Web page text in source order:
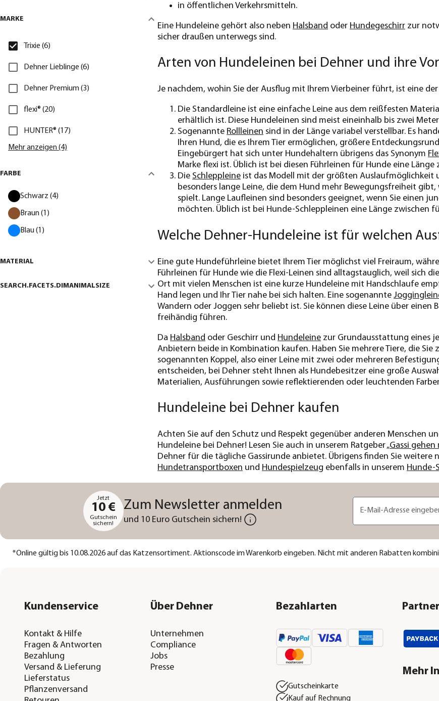
MARKE
Trixie (6)
Dehner Lieblinge (6)
Dehner Premium (3)
flexi® (20)
HUNTER® (17)
Mehr anzeigen (4)
FARBE
Schwarz (4)
Braun (1)
Blau (1)
MATERIAL
SEARCH.FACETS.DIMANIMALSIZE
in öffentlichen Verkehrsmitteln.
Eine Hundeleine gehört also neben Halsband oder Hundegeschirr zur
sicher draußen unterwegs sind.
Arten von Hundeleinen bei Dehner und ihre
Je nachdem, wohin Sie der Ausflug mit Ihrem Vierbeiner führt, ist eine
Die Standardleine ist eine einfache Leine aus dem reißfesten
erhältlich ist. Diese Hundeleinen sind meist eineinhalb bis zwei
Sogenannte Rollleinen sind in der Länge variabel verstellbar. Es
Ihren Hund, die es Ihrem Tier ermöglichen, größere
Eingebürgert hat sich unter Hundehaltern übrigens das Synonym
Marke flexi ist. Üblich ist bei diesen Führleinen für Hunde eine
Die Schleppleine ist das Modell mit der größten Auslaufmöglichkeit
besonders lange Leine, die dem Hund mehr Bewegungsfreiheit
spielt. Lange Laufleinen sind besonders geeignet, wenn Sie einen
möchten. Üblich ist bei Hunde-Schleppleinen eine Länge zwischen
Welche Dehner-Hundeleine ist für welchen
Eine gute Hundeführleine bietet Ihrem Tier möglichst viel Freiraum,
Führleinen für Hunde wie die Flexi-Leinen sind alltagstauglich, weil sich
Ort mit vielen Menschen ist eine kurze Hundeleine mit Handschlaufe
Hand legen und Ihr Tier nahe bei sich halten. Eine sogenannte
Wandern oder Joggen sehr beliebt ist. Sie können diese Leine über einen
freihändig führen.
Da Halsband oder Geschirr und Hundeleine zur Grundausstattung eines
Anbietern beide in Kombination kaufen. Haben Sie mehrere Tiere, die
sogenannten Koppel, also einer Leine mit zwei oder mehreren
entscheiden, bei Dehner steht Ihnen als Hundebesitzer eine große
Materialien, Ausführungen sowie reflektierenden oder leuchtenden
Hundeleine bei Dehner kaufen
Achten Sie auf den Schutz und Respekt gegenüber anderen Menschen
Hundeleine bei Dehner! Lesen Sie auch in unserem Ratgeber „Gassi
Dehner für die tägliche Gassirunde anbietet. Übrigens finden Sie weitere
Hundetransportboxen und Hundespielzeug ebenfalls in unserem Hunde-
Jetzt
10 €
Gutschein
sichern!
Zum Newsletter anmelden
und 10 Euro Gutschein sichern!
E-Mail-Adresse
*Online gültig bis 10.08.2026 auf das Katzensortiment. Aktionscode im Warenkorb eingeben. Nicht mit anderen Rabatten
Kundenservice
Kontakt & Hilfe
Fragen & Antworten
Bezahlung
Versand & Lieferung
Lieferstatus
Pflanzenversand
Über Dehner
Unternehmen
Compliance
Jobs
Presse
Bezahlarten
Gutscheinkarte
Kauf auf Rechnung
Partner
Mehr